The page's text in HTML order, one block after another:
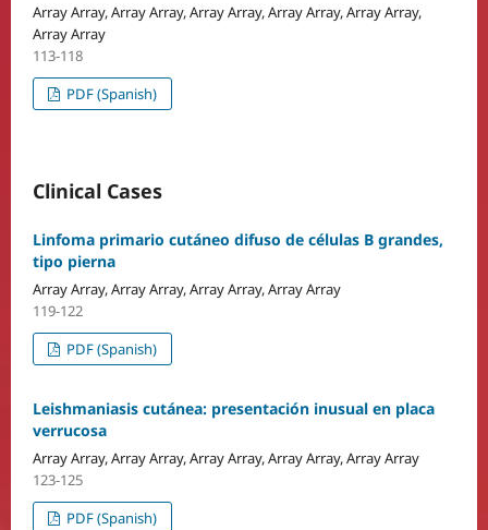
Array Array, Array Array, Array Array, Array Array, Array Array,
Array Array
113-118
PDF (Spanish)
Clinical Cases
Linfoma primario cutáneo difuso de células B grandes,
tipo pierna
Array Array, Array Array, Array Array, Array Array
119-122
PDF (Spanish)
Leishmaniasis cutánea: presentación inusual en placa
verrucosa
Array Array, Array Array, Array Array, Array Array, Array Array
123-125
PDF (Spanish)